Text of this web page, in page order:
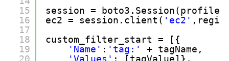
15
16
17
18
19
20
session =
ec2 = session.client( 'ec2'
custom_filter_start = [{
'Name' : 'tag:'
+ tagName,
'Values' : [tagValue]},